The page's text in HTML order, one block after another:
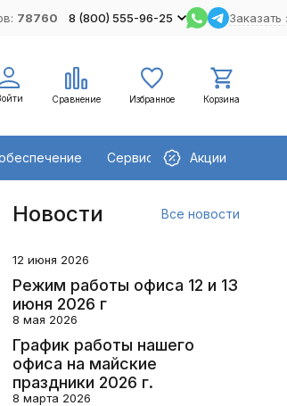
78760 8 (800) 555-96-25 Заказать
Сравнение Избранное Корзина
Сервисное оборудование
Акции
Новости Все новости
12 июня 2026
Режим работы офиса 12 и 13
июня 2026 г
8 мая 2026
График работы нашего
офиса на майские
праздники 2026 г.
8 марта 2026